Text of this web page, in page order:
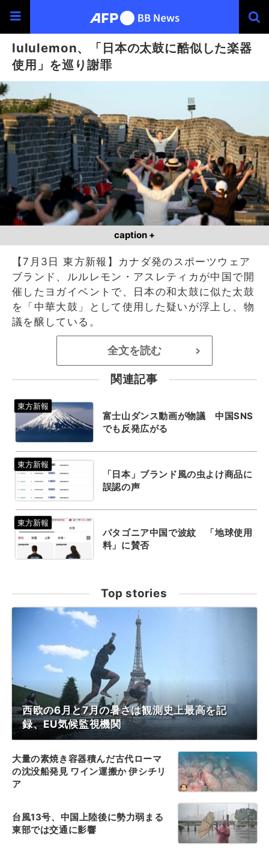
lululemon、「日本の太鼓に酷似した楽器
使用」を巡り謝罪
caption +
【7月3日 東方新報】カナダ発のスポーツウェア
ブランド、ルルレモン・アスレティカが中国で開
催したヨガイベントで、日本の和太鼓に似た太鼓
を「中華大鼓」として使用した疑いが浮上し、物
議を醸している。
全文を読む >
関連記事
富士山ダンス動画が物議 中国SNS
でも反発広がる
「日本」ブランド風の虫よけ商品に
誤認の声
パタゴニア中国で波紋 「地球使用
料」に賛否
Top stories
西欧の6月と7月の暑さは観測史上最高を記
録、EU気候監視機関
大量の素焼き容器積んだ古代ローマ
の沈没船発見 ワイン運搬か 伊シチリ
ア
台風13号、中国上陸後に勢力弱まる
東部では交通に影響